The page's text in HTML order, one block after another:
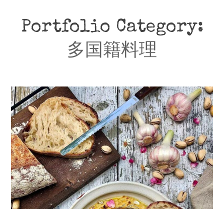
Portfolio Category:
多国籍料理